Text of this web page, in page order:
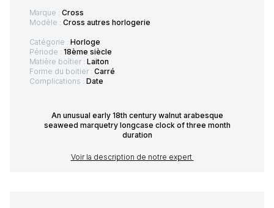
Marque : Cross
Modèle : Cross autres horlogerie
Catégorie : Horloge
Période : 18ème siècle
Matière boîtier : Laiton
Forme du boitier : Carré
Complications : Date
An unusual early 18th century walnut arabesque
seaweed marquetry longcase clock of three month
duration
Voir la description de notre expert